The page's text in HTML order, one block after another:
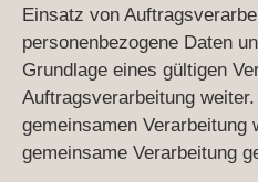
Einsatz von
personenbezogene Daten
Grundlage eines gültigen
Auftragsverarbeitung
gemeinsamen Verarbeitung
gemeinsame Verarbeitung